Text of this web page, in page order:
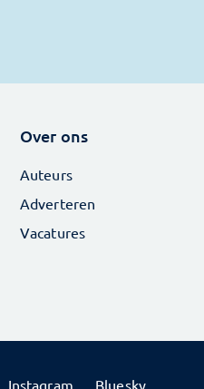
Over ons
Auteurs
Adverteren
Vacatures
Instagram Bluesky